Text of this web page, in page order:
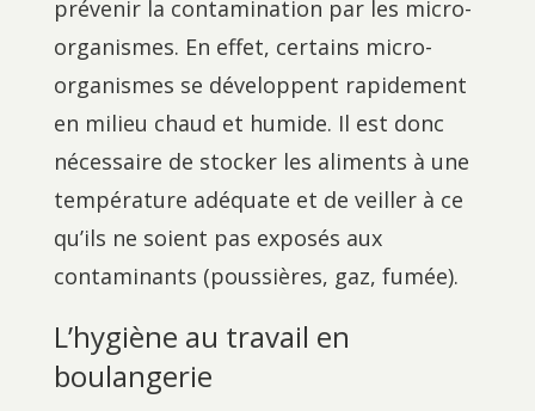
prévenir la contamination par les micro-
organismes. En effet, certains micro-
organismes se développent rapidement
en milieu chaud et humide. Il est donc
nécessaire de stocker les aliments à une
température adéquate et de veiller à ce
qu’ils ne soient pas exposés aux
contaminants (poussières, gaz, fumée).
L’hygiène au travail en
boulangerie